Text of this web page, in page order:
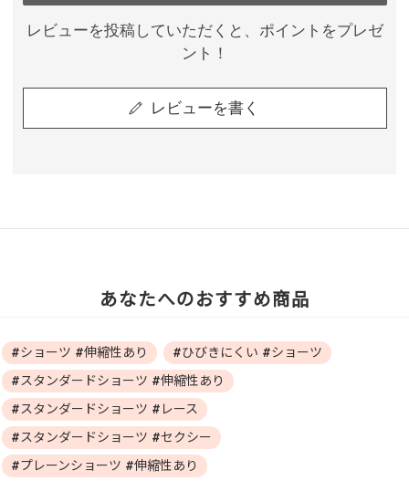
レビューを投稿していただくと、ポイントをプレゼ
ント！
レビューを書く
あなたへのおすすめ商品
#ショーツ #伸縮性あり
#ひびきにくい #ショーツ
#スタンダードショーツ #伸縮性あり
#スタンダードショーツ #レース
#スタンダードショーツ #セクシー
#プレーンショーツ #伸縮性あり